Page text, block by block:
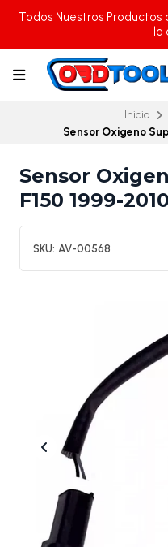
Todos Nuestros Productos
la
Inicio
Sensor Oxigeno
Sensor
F150 1999-2010
SKU: AV-00568